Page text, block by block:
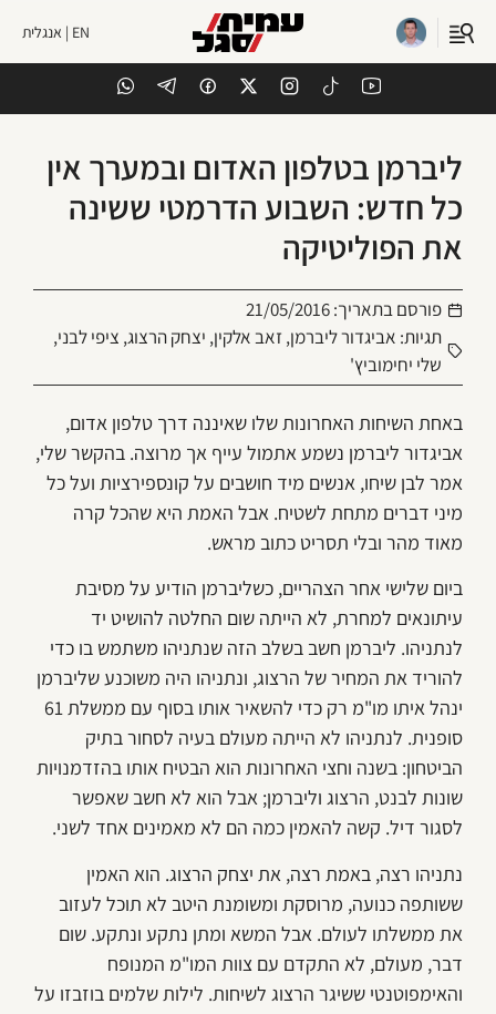
EN | אנגלית
ליברמן בטלפון האדום ובמערך אין
כל חדש: השבוע הדרמטי ששינה
את הפוליטיקה
פורסם בתאריך:21/05/2016
תגיות: אביגדור ליברמן,זאב אלקין, יצחק הרצוג, ציפי לבני,
שלי יחימוביץ'
באחת השיחות האחרונות שלו שאיננה דרך טלפון אדום,
אביגדור ליברמן נשמע אתמול עייף אך מרוצה. בהקשר שלי,
אמר לבן שיחו, אנשים מיד חושבים על קונספירציות ועל כל
מיני דברים מתחת לשטיח. אבל האמת היא שהכל קרה
מאוד מהר ובלי תסריט כתוב מראש.
ביום שלישי אחר הצהריים, כשליברמן הודיע על מסיבת
עיתונאים למחרת, לא הייתה שום החלטה להושיט יד
לנתניהו. ליברמן חשב בשלב הזה שנתניהו משתמש בו כדי
להוריד את המחיר של הרצוג, ונתניהו היה משוכנע שליברמן
ינהל איתו מו"מ רק כדי להשאיר אותו בסוף עם ממשלת 61
סופנית. לנתניהו לא הייתה מעולם בעיה לסחור בתיק
הביטחון: בשנה וחצי האחרונות הוא הבטיח אותו בהזדמנויות
שונות לבנט, הרצוג וליברמן; אבל הוא לא חשב שאפשר
לסגור דיל. קשה להאמין כמה הם לא מאמינים אחד לשני.
נתניהו רצה, באמת רצה, את יצחק הרצוג. הוא האמין
ששותפה כנועה, מרוסקת ומשומנת היטב לא תוכל לעזוב
את ממשלתו לעולם. אבל המשא ומתן נתקע ונתקע. שום
דבר, מעולם, לא התקדם עם צוות המו"מ המנופח
והאימפוטנטי ששיגר הרצוג לשיחות. לילות שלמים בוזבזו על